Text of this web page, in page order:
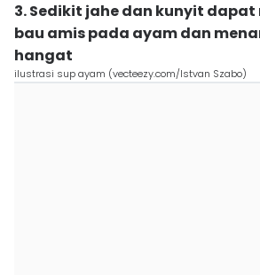
3. Sedikit jahe dan kunyit
bau amis pada ayam dan
hangat
ilustrasi sup ayam (vecteezy.com/Istvan Szabo)